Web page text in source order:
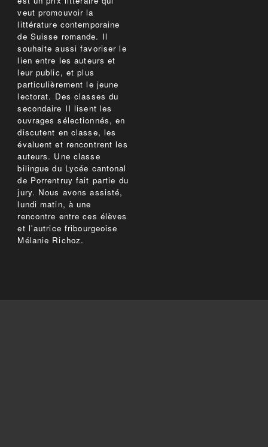
veut promouvoir la
littérature contemporaine
de Suisse romande. Il
souhaite aussi favoriser le
lien entre les auteurs et
leur public, et plus
particulièrement le jeune
lectorat. Des classes du
secondaire II lisent les
ouvrages sélectionnés, en
discutent en classe, les
évaluent et rencontrent les
auteurs. Une classe
bilingue du Lycée cantonal
de Porrentruy fait partie du
jury. Nous avons assisté,
lundi matin, à une
rencontre entre ces élèves
et l'autrice fribourgeoise
Mélanie Richoz.